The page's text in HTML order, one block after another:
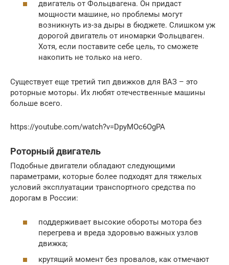
двигатель от Фольцвагена. Он придаст
мощности машине, но проблемы могут
возникнуть из-за дыры в бюджете. Слишком уж
дорогой двигатель от иномарки Фольцваген.
Хотя, если поставите себе цель, то сможете
накопить не только на него.
Существует еще третий тип движков для ВАЗ – это
роторные моторы. Их любят отечественные машины
больше всего.
https://youtube.com/watch?v=DpyMOc6OgPA
Роторный двигатель
Подобные двигатели обладают следующими
параметрами, которые более подходят для тяжелых
условий эксплуатации транспортного средства по
дорогам в России:
поддерживает высокие обороты мотора без
перегрева и вреда здоровью важных узлов
движка;
крутящий момент без провалов, как отмечают